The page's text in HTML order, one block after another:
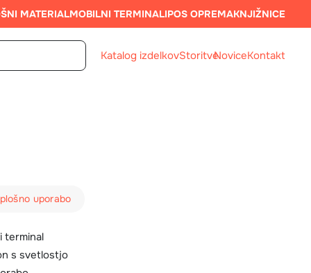
MATERIALMOBILNI TERMINALIPOS OPREMAKNJIŽNICE
Katalog izdelkovStoritveNoviceKontakt
uporabo
terminal
s svetlostjo